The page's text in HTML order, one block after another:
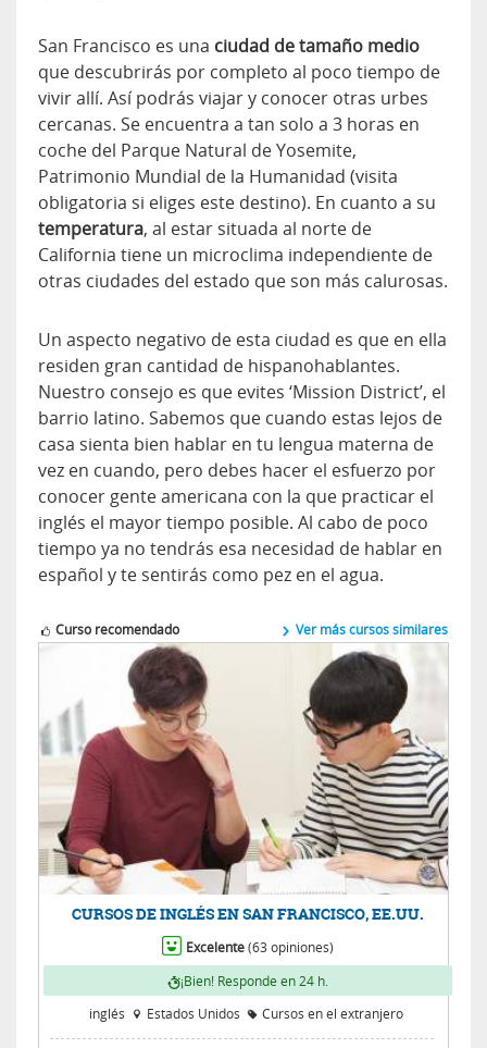
San Francisco es una ciudad de tamaño medio
que descubrirás por completo al poco tiempo de
vivir allí. Así podrás viajar y conocer otras urbes
cercanas. Se encuentra a tan solo a 3 horas en
coche del Parque Natural de Yosemite,
Patrimonio Mundial de la Humanidad (visita
obligatoria si eliges este destino). En cuanto a su
temperatura, al estar situada al norte de
California tiene un microclima independiente de
otras ciudades del estado que son más calurosas.
Un aspecto negativo de esta ciudad es que en ella
residen gran cantidad de hispanohablantes.
Nuestro consejo es que evites ‘Mission District’, el
barrio latino. Sabemos que cuando estas lejos de
casa sienta bien hablar en tu lengua materna de
vez en cuando, pero debes hacer el esfuerzo por
conocer gente americana con la que practicar el
inglés el mayor tiempo posible. Al cabo de poco
tiempo ya no tendrás esa necesidad de hablar en
español y te sentirás como pez en el agua.
Curso recomendado Ver más cursos similares
CURSOS DE INGLÉS EN SAN FRANCISCO, EE.UU.
Excelente(63 opiniones)
¡Bien! Responde en 24 h.
inglés
Estados Unidos Cursos en el extranjero